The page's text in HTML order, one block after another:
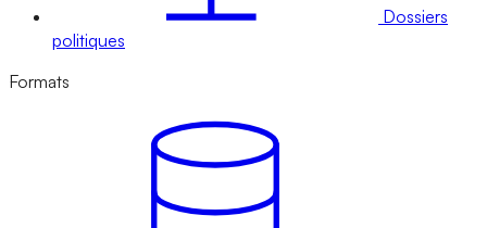
Dossiers
politiques
Formats